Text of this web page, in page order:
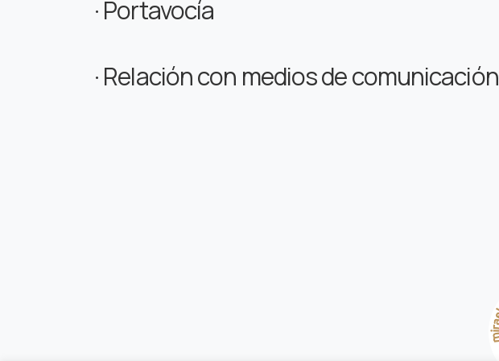
· Portavocía
· Relación con medios de comunicación